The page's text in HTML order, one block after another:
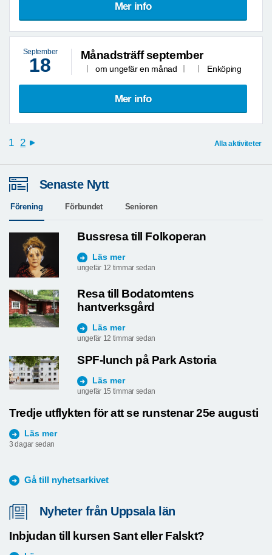
Mer info
September
18 Månadsträff september
om ungefär en månad Enköping
Mer info
1 2 next Alla aktiviteter
Senaste Nytt
Förening Förbundet Senioren
Bussresa till Folkoperan
Läs mer
ungefär 12 timmar sedan
Resa till Bodatomtens
hantverksgård
Läs mer
ungefär 12 timmar sedan
SPF-lunch på Park Astoria
Läs mer
ungefär 15 timmar sedan
Tredje utflykten för att se runstenar 25e augusti
Läs mer
3 dagar sedan
Gå till nyhetsarkivet
Nyheter från Uppsala län
Inbjudan till kursen Sant eller Falskt?